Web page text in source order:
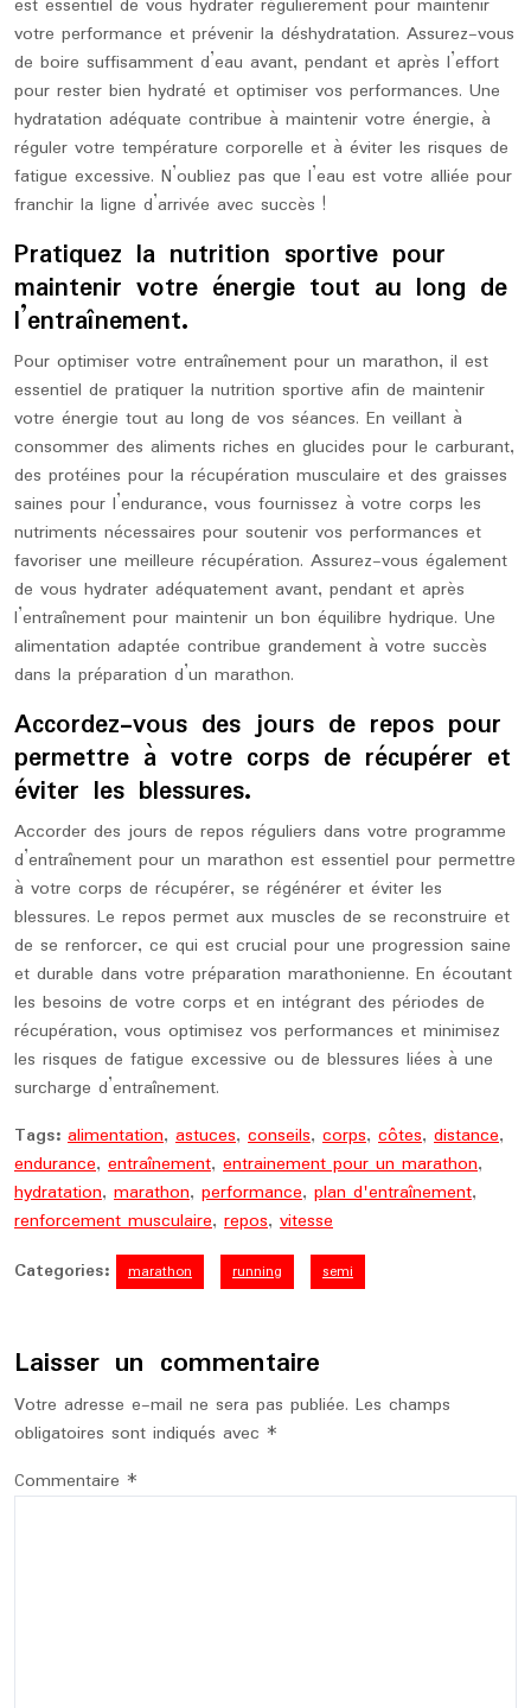
est essentiel de vous hydrater régulièrement pour maintenir
votre performance et prévenir la déshydratation. Assurez-vous
de boire suffisamment d’eau avant, pendant et après l’effort
pour rester bien hydraté et optimiser vos performances. Une
hydratation adéquate contribue à maintenir votre énergie, à
réguler votre température corporelle et à éviter les risques de
fatigue excessive. N’oubliez pas que l’eau est votre alliée pour
franchir la ligne d’arrivée avec succès !
Pratiquez la nutrition sportive pour
maintenir votre énergie tout au long de
l’entraînement.
Pour optimiser votre entraînement pour un marathon, il est
essentiel de pratiquer la nutrition sportive afin de maintenir
votre énergie tout au long de vos séances. En veillant à
consommer des aliments riches en glucides pour le carburant,
des protéines pour la récupération musculaire et des graisses
saines pour l’endurance, vous fournissez à votre corps les
nutriments nécessaires pour soutenir vos performances et
favoriser une meilleure récupération. Assurez-vous également
de vous hydrater adéquatement avant, pendant et après
l’entraînement pour maintenir un bon équilibre hydrique. Une
alimentation adaptée contribue grandement à votre succès
dans la préparation d’un marathon.
Accordez-vous des jours de repos pour
permettre à votre corps de récupérer et
éviter les blessures.
Accorder des jours de repos réguliers dans votre programme
d’entraînement pour un marathon est essentiel pour permettre
à votre corps de récupérer, se régénérer et éviter les
blessures. Le repos permet aux muscles de se reconstruire et
de se renforcer, ce qui est crucial pour une progression saine
et durable dans votre préparation marathonienne. En écoutant
les besoins de votre corps et en intégrant des périodes de
récupération, vous optimisez vos performances et minimisez
les risques de fatigue excessive ou de blessures liées à une
surcharge d’entraînement.
Tags: alimentation, astuces, conseils, corps, côtes, distance,
endurance, entraînement, entrainement pour un marathon,
hydratation, marathon, performance, plan d'entraînement,
renforcement musculaire, repos, vitesse
Categories:
marathon running semi
Laisser un commentaire
Votre adresse e-mail ne sera pas publiée. Les champs
obligatoires sont indiqués avec *
Commentaire *